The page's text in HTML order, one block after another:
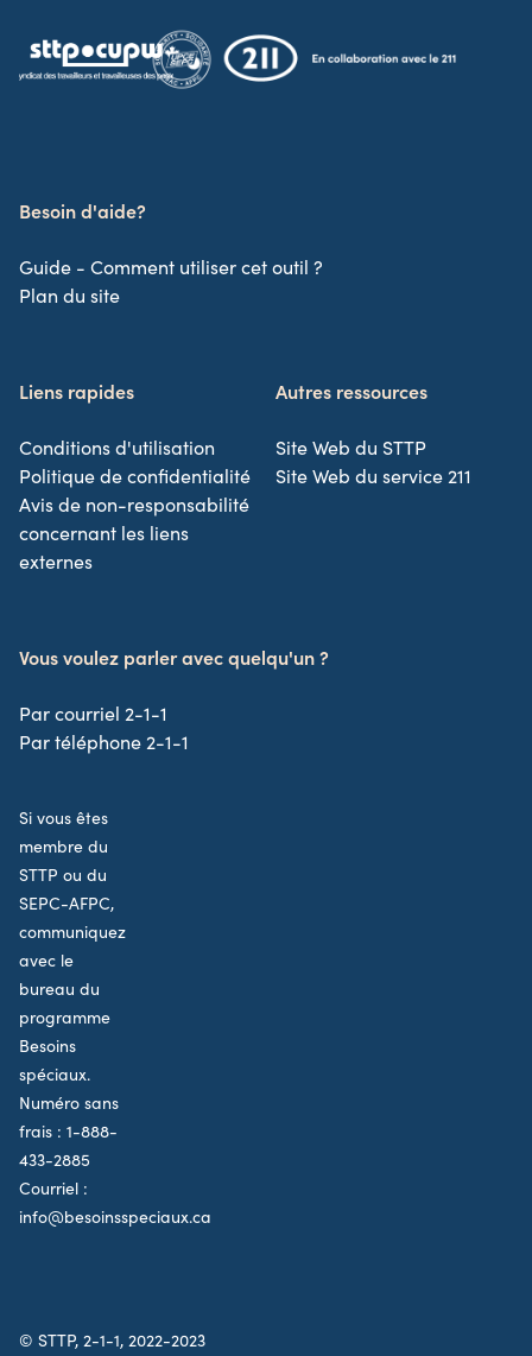
Besoin d'aide?
Guide - Comment utiliser cet outil ?
Plan du site
Liens rapides
Conditions d'utilisation
Politique de confidentialité
Avis de non-responsabilité
concernant les liens
externes
Autres ressources
Site Web du STTP
Site Web du service 211
Vous voulez parler avec quelqu'un ?
Par courriel 2-1-1
Par téléphone 2-1-1
Si vous êtes
membre du
STTP ou du
SEPC-AFPC,
communiquez
avec le
bureau du
programme
Besoins
spéciaux.
Numéro sans
frais : 1-888-
433-2885
Courriel :
info@besoinsspeciaux.ca
© STTP, 2-1-1, 2022-2023